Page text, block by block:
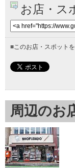
お店・ス
■このお店・スポット
周辺のお